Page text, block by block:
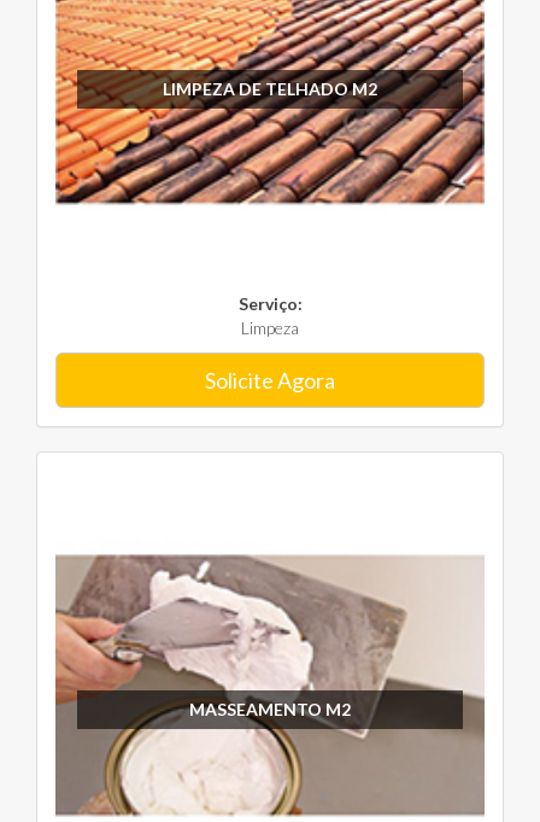
LIMPEZA DE TELHADO M2
Serviço:
Limpeza
Solicite Agora
MASSEAMENTO M2